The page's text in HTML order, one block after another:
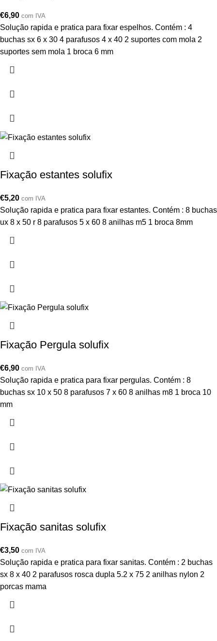
€6,90 com IVA
Solução rapida e pratica para fixar espelhos. Contém : 4
buchas sx 6 x 30 4 parafusos 4 x 40 2 suportes com mola 2
suportes sem mola 1 broca 6 mm
Fixação estantes solufix
€5,20 com IVA
Solução rapida e pratica para fixar estantes. Contém : 8 buchas
ux 8 x 50 r 8 parafusos 5 x 60 8 anilhas m5 1 broca 8mm
Fixação Pergula solufix
€6,90 com IVA
Solução rapida e pratica para fixar pergulas. Contém : 8
buchas sx 10 x 50 8 parafusos 7 x 60 8 anilhas m8 1 broca 10
mm
Fixação sanitas solufix
€3,50 com IVA
Solução rapida e pratica para fixar sanitas. Contém : 2 buchas
sx 8 x 40 2 parafusos rosca dupla 5.2 x 75 2 anilhas nylon 2
porcas mama